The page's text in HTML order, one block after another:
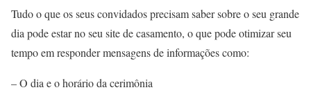
Tudo o que os seus convidados precisam saber sobre o seu grande
dia pode estar no seu site de casamento, o que pode otimizar seu
tempo em responder mensagens de informações como:
– O dia e o horário da cerimônia